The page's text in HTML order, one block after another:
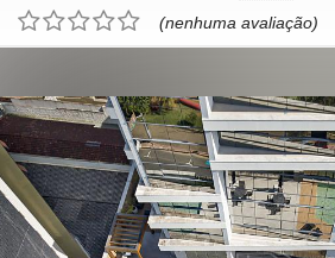
(nenhuma avaliação)